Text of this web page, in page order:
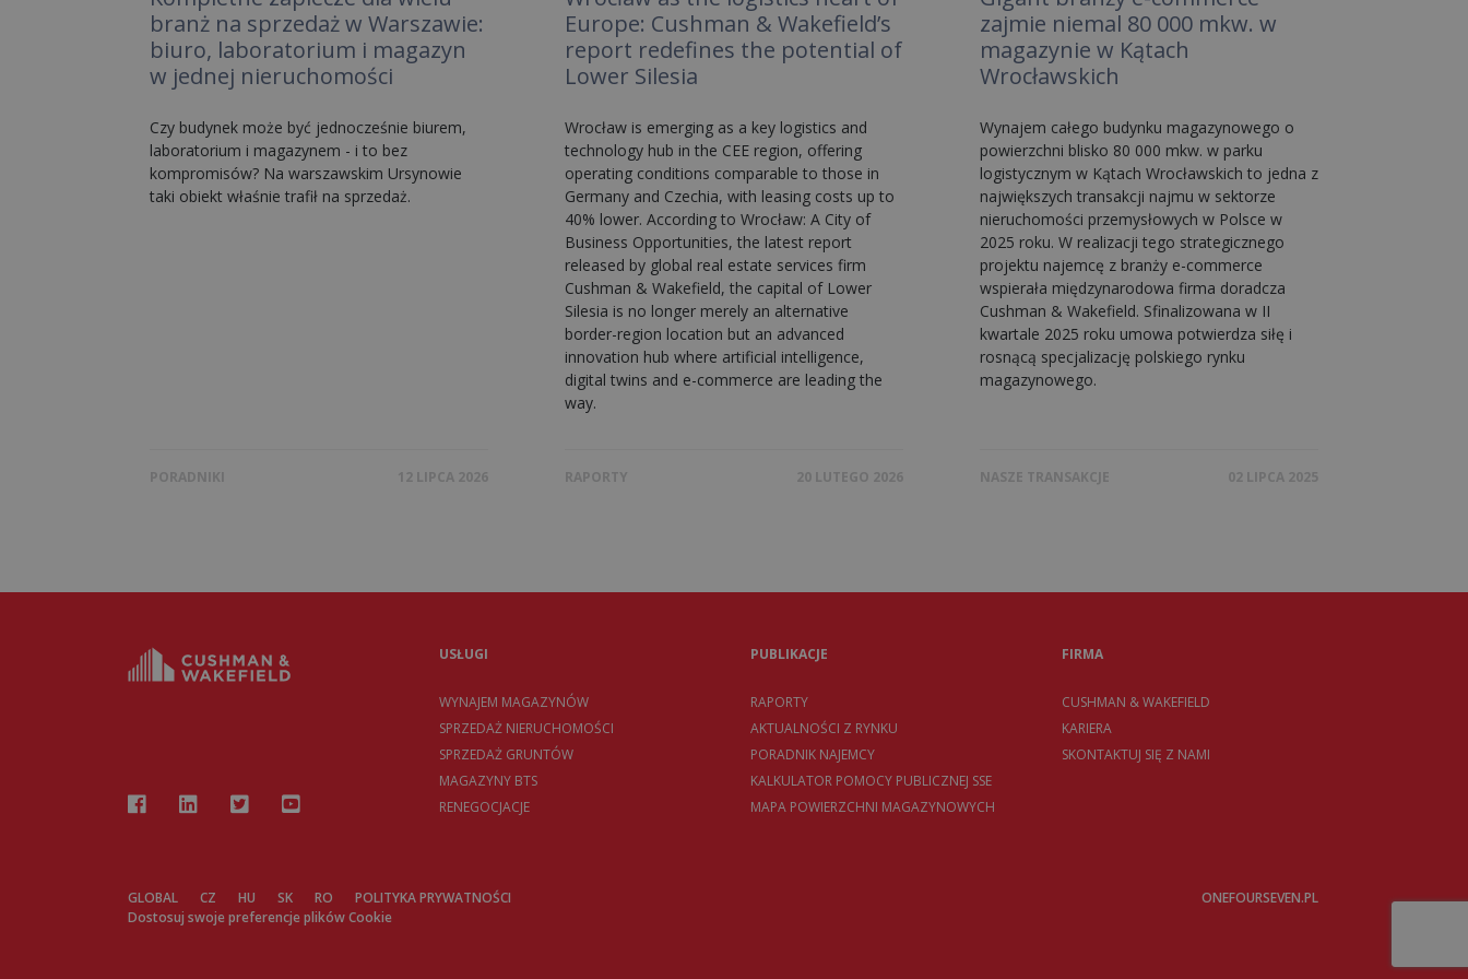
branż na sprzedaż w Warszawie:
biuro, laboratorium i magazyn
w jednej nieruchomości
Czy budynek może być jednocześnie biurem,
laboratorium i magazynem - i to bez
kompromisów? Na warszawskim Ursynowie
taki obiekt właśnie trafił na sprzedaż.
PORADNIKI 12 LIPCA 2026
Europe: Cushman & Wakefield’s
report redefines the potential of
Lower Silesia
Wrocław is emerging as a key logistics and
technology hub in the CEE region, offering
operating conditions comparable to those in
Germany and Czechia, with leasing costs up to
40% lower. According to Wrocław: A City of
Business Opportunities, the latest report
released by global real estate services firm
Cushman & Wakefield, the capital of Lower
Silesia is no longer merely an alternative
border-region location but an advanced
innovation hub where artificial intelligence,
digital twins and e-commerce are leading the
way.
RAPORTY 20 LUTEGO 2026
zajmie niemal 80 000 mkw. w
magazynie w Kątach
Wrocławskich
Wynajem całego budynku magazynowego o
powierzchni blisko 80 000 mkw. w parku
logistycznym w Kątach Wrocławskich to jedna z
największych transakcji najmu w sektorze
nieruchomości przemysłowych w Polsce w
2025 roku. W realizacji tego strategicznego
projektu najemcę z branży e-commerce
wspierała międzynarodowa firma doradcza
Cushman & Wakefield. Sfinalizowana w II
kwartale 2025 roku umowa potwierdza siłę i
rosnącą specjalizację polskiego rynku
magazynowego.
NASZE TRANSAKCJE 02 LIPCA 2025
USŁUGI
WYNAJEM MAGAZYNÓW
SPRZEDAŻ NIERUCHOMOŚCI
SPRZEDAŻ GRUNTÓW
MAGAZYNY BTS
RENEGOCJACJE
PUBLIKACJE
RAPORTY
AKTUALNOŚCI Z RYNKU
PORADNIK NAJEMCY
KALKULATOR POMOCY PUBLICZNEJ SSE
MAPA POWIERZCHNI MAGAZYNOWYCH
FIRMA
CUSHMAN & WAKEFIELD
KARIERA
SKONTAKTUJ SIĘ Z NAMI
GLOBAL CZ HU SK RO
POLITYKA PRYWATNOŚCI
Dostosuj swoje preferencje plików Cookie
ONEFOURSEVEN.PL